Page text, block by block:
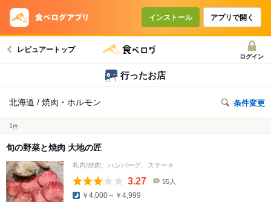
インストール アプリで開く
レビュアートップ
ログイン
行ったお店
北海道 / 焼肉・ホルモン 条件変更
1 件
旬の野菜と焼肉 大地の匠
札内/焼肉、ハンバーグ、ステーキ
3.27 55人
￥4,000～￥4,999